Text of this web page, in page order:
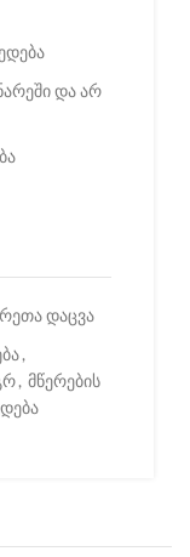
და არ
დაცვა
,
, მწერების